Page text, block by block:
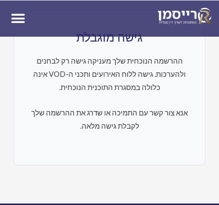
גישה מוגבלת
ההרשמה הנוכחית שלך מעניקה גישה רק לבחנים
ולהערכות. גישה ללוח האירועים ותכני ה-VOD אינה
כלולה במסגרת התוכנית הנוכחית.
אנא צור קשר עם התמיכה או שדרג את ההרשמה שלך
לקבלת גישה מלאה.